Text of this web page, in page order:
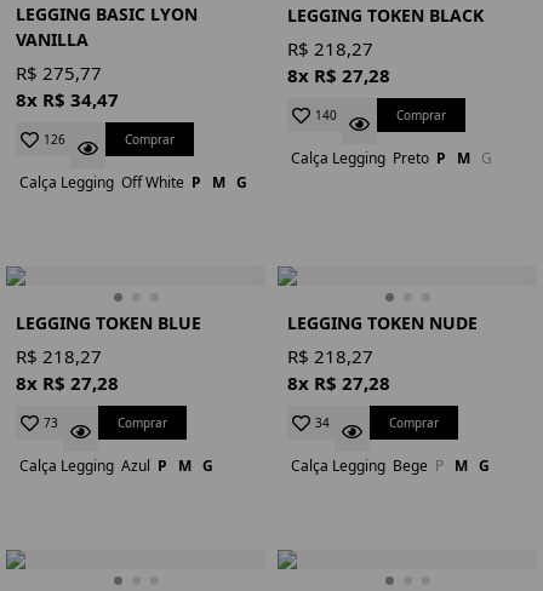
LEGGING BASIC LYON
VANILLA
R$ 275,77
8x R$ 34,47
126 Comprar
Calça Legging Off White P M G
LEGGING TOKEN BLACK
R$ 218,27
8x R$ 27,28
140 Comprar
Calça Legging Preto P M G
LEGGING TOKEN BLUE
R$ 218,27
8x R$ 27,28
73 Comprar
Calça Legging Azul P M G
LEGGING TOKEN NUDE
R$ 218,27
8x R$ 27,28
34 Comprar
Calça Legging Bege P M G